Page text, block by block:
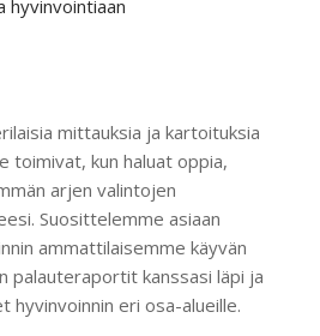
hyvinvointiaan
mittauksia ja kartoituksia
toimivat, kun haluat oppia,
arjen valintojen
Suosittelemme asiaan
ammattilaisemme käyvän
palauteraportit kanssasi läpi ja
hyvinvoinnin eri osa-alueille.